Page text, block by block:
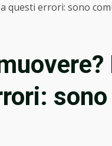
questi errori: sono